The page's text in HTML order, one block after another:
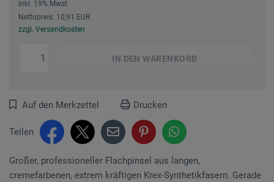
inkl. 19% Mwst
Nettopreis: 10,91 EUR
zzgl. Versandkosten
IN DEN WARENKORB
Auf den Merkzettel Drucken
Teilen
Großer, professioneller Flachpinsel aus langen,
cremefarbenen, extrem kräftigen Krex-Synthetikfasern. Gerade